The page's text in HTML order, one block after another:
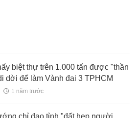
biệt thự trên 1.000 tấn được "thần
dời để làm Vành đai 3 TPHCM
1 năm trước